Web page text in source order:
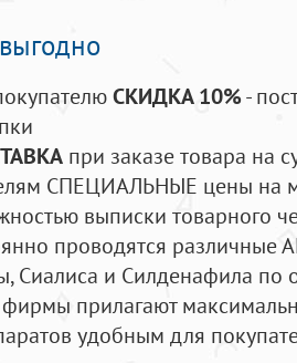
СКИДКА 10%-
при заказе товара на
СПЕЦИАЛЬНЫЕ цены на
выписки товарного
проводятся
Сиалиса и Силденафила по
прилагают
удобным для